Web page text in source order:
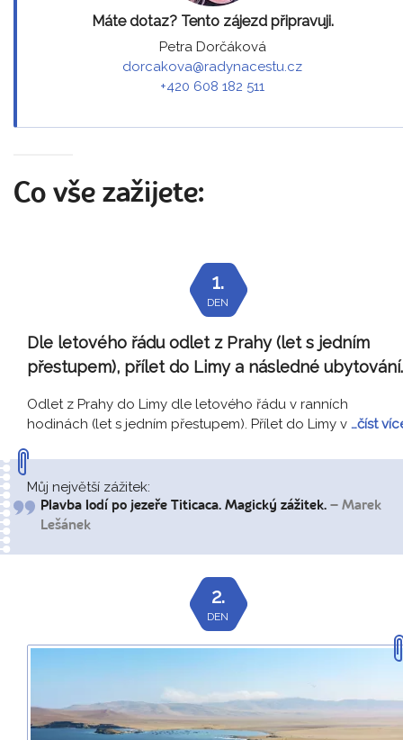
Máte dotaz? Tento zájezd připravuji.
Petra Dorčáková
dorcakova@radynacestu.cz
+420 608 182 511
Co vše zažijete:
1.
DEN
Dle letového řádu odlet z Prahy (let s jedním
přestupem), přílet do Limy a následné ubytování.
Odlet z Prahy do Limy dle letového řádu v ranních
hodinách (let s jedním přestupem). Přílet do Limy v …číst
Můj největší zážitek:
Plavba lodí po jezeře Titicaca. Magický zážitek. – Marek
Lešánek
2.
DEN